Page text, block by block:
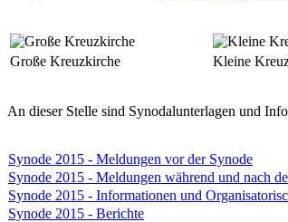
Große Kreuzkirche Kleine
An dieser Stelle sind Synodalunterlagen und
Synode 2015 - Meldungen vor der Synode
Synode 2015 - Meldungen während und nach
Synode 2015 - Informationen und
Synode 2015 - Berichte